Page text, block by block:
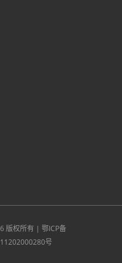
版权所有 | 鄂ICP备
号